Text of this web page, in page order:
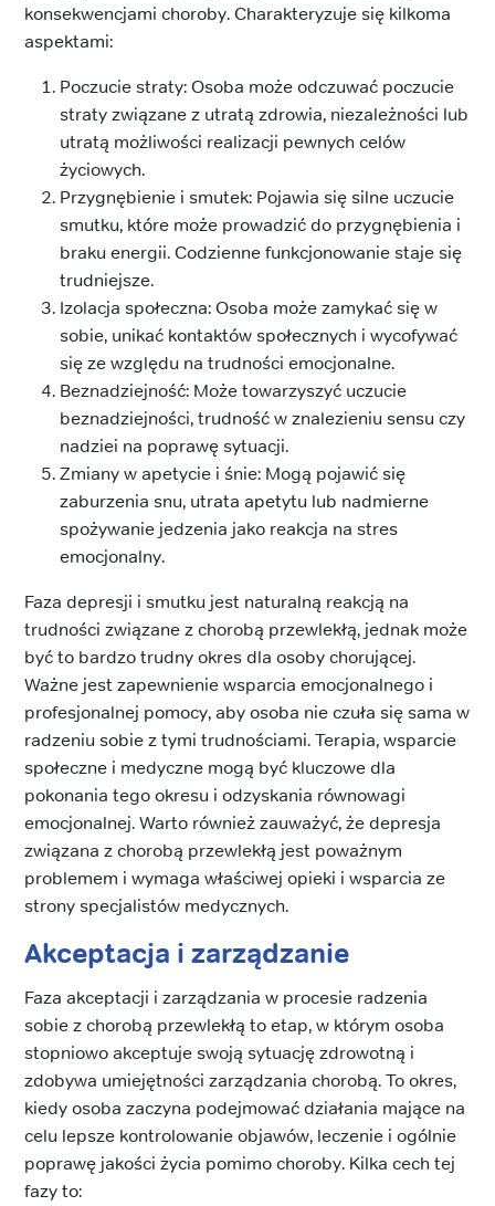
konsekwencjami choroby. Charakteryzuje się kilkoma
aspektami:
Poczucie straty: Osoba może odczuwać poczucie
straty związane z utratą zdrowia, niezależności lub
utratą możliwości realizacji pewnych celów
życiowych.
Przygnębienie i smutek: Pojawia się silne uczucie
smutku, które może prowadzić do przygnębienia i
braku energii. Codzienne funkcjonowanie staje się
trudniejsze.
Izolacja społeczna: Osoba może zamykać się w
sobie, unikać kontaktów społecznych i wycofywać
się ze względu na trudności emocjonalne.
Beznadziejność: Może towarzyszyć uczucie
beznadziejności, trudność w znalezieniu sensu czy
nadziei na poprawę sytuacji.
Zmiany w apetycie i śnie: Mogą pojawić się
zaburzenia snu, utrata apetytu lub nadmierne
spożywanie jedzenia jako reakcja na stres
emocjonalny.
Faza depresji i smutku jest naturalną reakcją na
trudności związane z chorobą przewlekłą, jednak może
być to bardzo trudny okres dla osoby chorującej.
Ważne jest zapewnienie wsparcia emocjonalnego i
profesjonalnej pomocy, aby osoba nie czuła się sama w
radzeniu sobie z tymi trudnościami. Terapia, wsparcie
społeczne i medyczne mogą być kluczowe dla
pokonania tego okresu i odzyskania równowagi
emocjonalnej. Warto również zauważyć, że depresja
związana z chorobą przewlekłą jest poważnym
problemem i wymaga właściwej opieki i wsparcia ze
strony specjalistów medycznych.
Akceptacja i zarządzanie
Faza akceptacji i zarządzania w procesie radzenia
sobie z chorobą przewlekłą to etap, w którym osoba
stopniowo akceptuje swoją sytuację zdrowotną i
zdobywa umiejętności zarządzania chorobą. To okres,
kiedy osoba zaczyna podejmować działania mające na
celu lepsze kontrolowanie objawów, leczenie i ogólnie
poprawę jakości życia pomimo choroby. Kilka cech tej
fazy to: